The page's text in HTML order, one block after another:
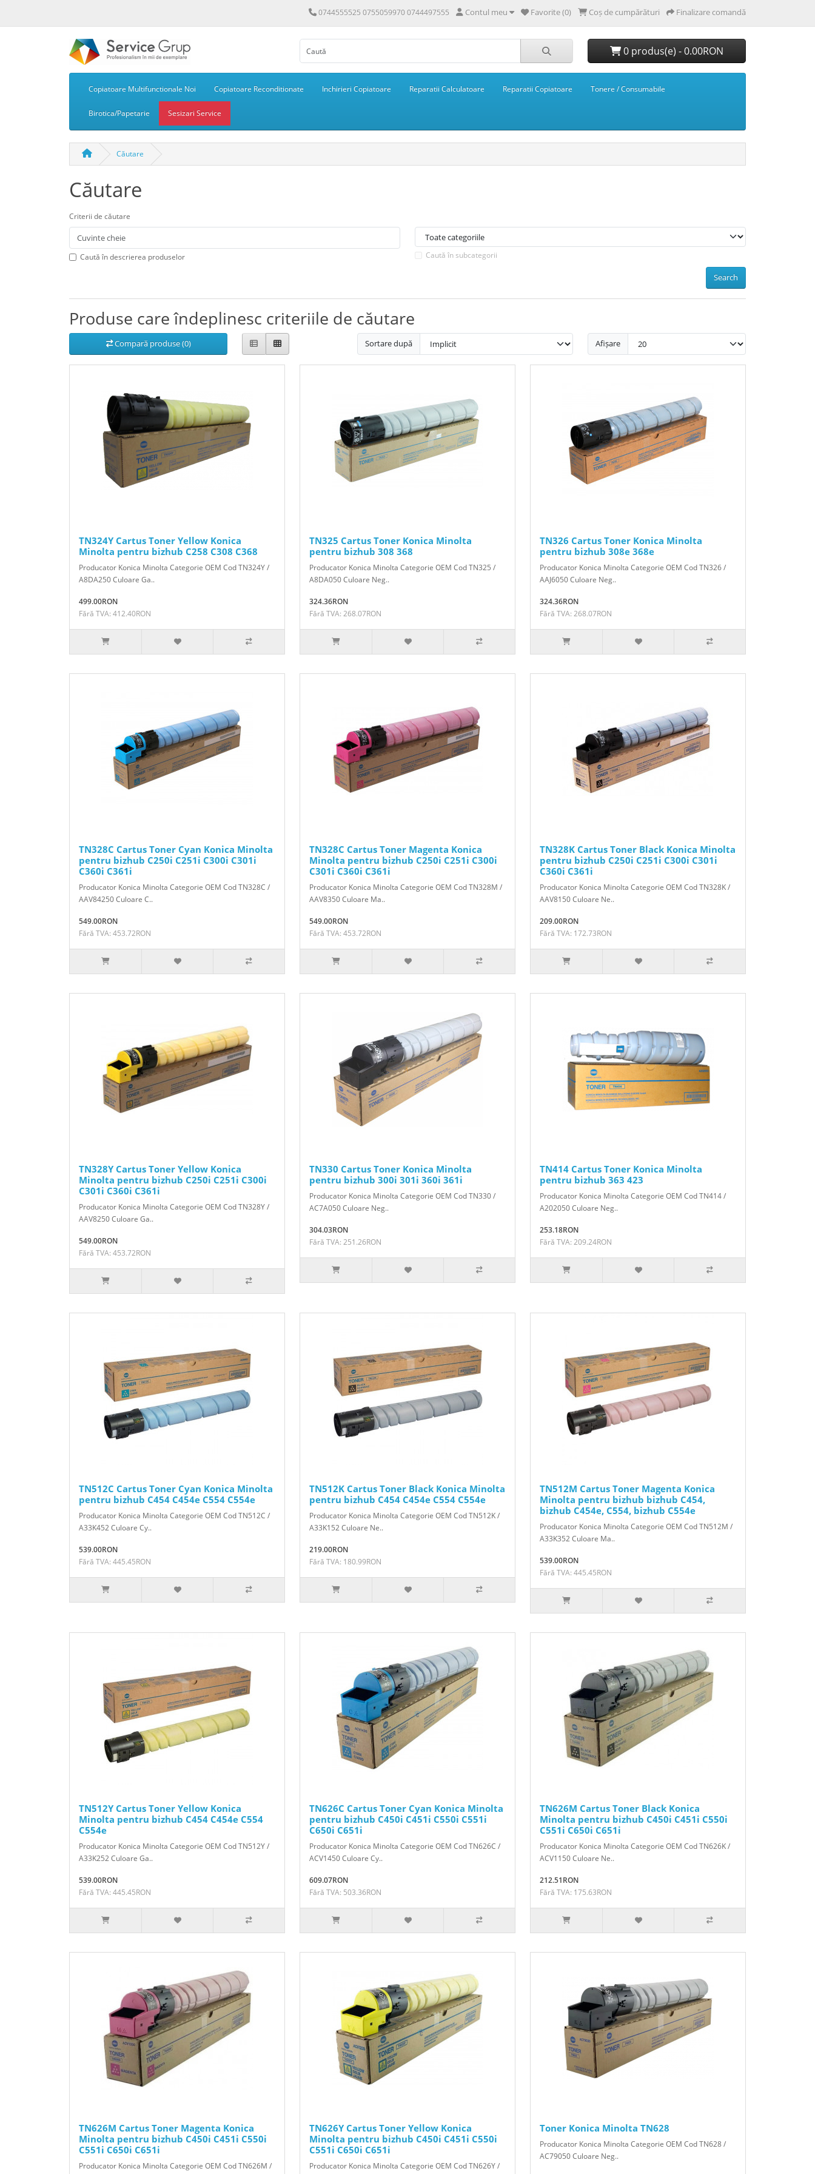
0744555525 0755059970 0744497555 Contul meu Favorite (0) Coș de cumpărături Finalizare comandă
0 produs(e) - 0.00RON
Copiatoare Multifunctionale Noi Copiatoare Reconditionate Inchirieri Copiatoare Reparatii Calculatoare Reparatii Copiatoare Tonere / Consumabile
Birotica/Papetarie Sesizari Service
Căutare
Căutare
Criterii de căutare
Caută în descrierea produselor Caută în subcategorii
Search
Produse care îndeplinesc criteriile de căutare
Compară produse (0) Sortare după Afișare
TN324Y Cartus Toner Yellow Konica
Minolta pentru bizhub C258 C308 C368
Producator Konica Minolta Categorie OEM Cod TN324Y /
A8DA250 Culoare Ga..
499.00RON
Fără TVA: 412.40RON
TN325 Cartus Toner Konica Minolta
pentru bizhub 308 368
Producator Konica Minolta Categorie OEM Cod TN325 /
A8DA050 Culoare Neg..
324.36RON
Fără TVA: 268.07RON
TN326 Cartus Toner Konica Minolta
pentru bizhub 308e 368e
Producator Konica Minolta Categorie OEM Cod TN326 /
AAJ6050 Culoare Neg..
324.36RON
Fără TVA: 268.07RON
TN328C Cartus Toner Cyan Konica Minolta
pentru bizhub C250i C251i C300i C301i
C360i C361i
Producator Konica Minolta Categorie OEM Cod TN328C /
AAV84250 Culoare C..
549.00RON
Fără TVA: 453.72RON
TN328C Cartus Toner Magenta Konica
Minolta pentru bizhub C250i C251i C300i
C301i C360i C361i
Producator Konica Minolta Categorie OEM Cod TN328M /
AAV8350 Culoare Ma..
549.00RON
Fără TVA: 453.72RON
TN328K Cartus Toner Black Konica Minolta
pentru bizhub C250i C251i C300i C301i
C360i C361i
Producator Konica Minolta Categorie OEM Cod TN328K /
AAV8150 Culoare Ne..
209.00RON
Fără TVA: 172.73RON
TN328Y Cartus Toner Yellow Konica
Minolta pentru bizhub C250i C251i C300i
C301i C360i C361i
Producator Konica Minolta Categorie OEM Cod TN328Y /
AAV8250 Culoare Ga..
549.00RON
Fără TVA: 453.72RON
TN330 Cartus Toner Konica Minolta
pentru bizhub 300i 301i 360i 361i
Producator Konica Minolta Categorie OEM Cod TN330 /
AC7A050 Culoare Neg..
304.03RON
Fără TVA: 251.26RON
TN414 Cartus Toner Konica Minolta
pentru bizhub 363 423
Producator Konica Minolta Categorie OEM Cod TN414 /
A202050 Culoare Neg..
253.18RON
Fără TVA: 209.24RON
TN512C Cartus Toner Cyan Konica Minolta
pentru bizhub C454 C454e C554 C554e
Producator Konica Minolta Categorie OEM Cod TN512C /
A33K452 Culoare Cy..
539.00RON
Fără TVA: 445.45RON
TN512K Cartus Toner Black Konica Minolta
pentru bizhub C454 C454e C554 C554e
Producator Konica Minolta Categorie OEM Cod TN512K /
A33K152 Culoare Ne..
219.00RON
Fără TVA: 180.99RON
TN512M Cartus Toner Magenta Konica
Minolta pentru bizhub bizhub C454,
bizhub C454e, C554, bizhub C554e
Producator Konica Minolta Categorie OEM Cod TN512M /
A33K352 Culoare Ma..
539.00RON
Fără TVA: 445.45RON
TN512Y Cartus Toner Yellow Konica
Minolta pentru bizhub C454 C454e C554
C554e
Producator Konica Minolta Categorie OEM Cod TN512Y /
A33K252 Culoare Ga..
539.00RON
Fără TVA: 445.45RON
TN626C Cartus Toner Cyan Konica Minolta
pentru bizhub C450i C451i C550i C551i
C650i C651i
Producator Konica Minolta Categorie OEM Cod TN626C /
ACV1450 Culoare Cy..
609.07RON
Fără TVA: 503.36RON
TN626M Cartus Toner Black Konica
Minolta pentru bizhub C450i C451i C550i
C551i C650i C651i
Producator Konica Minolta Categorie OEM Cod TN626K /
ACV1150 Culoare Ne..
212.51RON
Fără TVA: 175.63RON
TN626M Cartus Toner Magenta Konica
Minolta pentru bizhub C450i C451i C550i
C551i C650i C651i
Producator Konica Minolta Categorie OEM Cod TN626M /
TN626Y Cartus Toner Yellow Konica
Minolta pentru bizhub C450i C451i C550i
C551i C650i C651i
Producator Konica Minolta Categorie OEM Cod TN626Y /
Toner Konica Minolta TN628
Producator Konica Minolta Categorie OEM Cod TN628 /
AC79050 Culoare Neg..